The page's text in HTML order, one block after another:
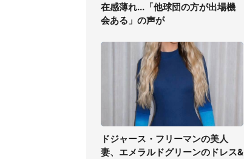
在感薄れ...「他球団の方が出場機
会ある」の声が
ドジャース・フリーマンの美人
妻、エメラルドグリーンのドレス&